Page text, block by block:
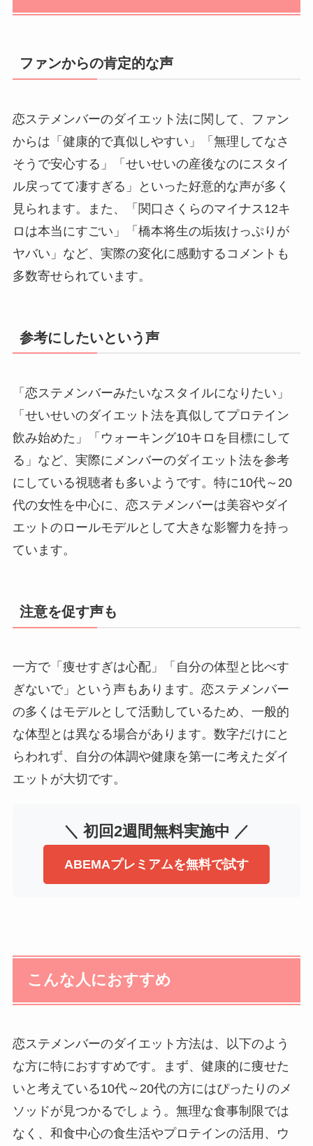
ファンからの肯定的な声
恋ステメンバーのダイエット法に関して、ファン
からは「健康的で真似しやすい」「無理してなさ
そうで安心する」「せいせいの産後なのにスタイ
ル戻ってて凄すぎる」といった好意的な声が多く
見られます。また、「関口さくらのマイナス12キ
ロは本当にすごい」「橋本将生の垢抜けっぷりが
ヤバい」など、実際の変化に感動するコメントも
多数寄せられています。
参考にしたいという声
「恋ステメンバーみたいなスタイルになりたい」
「せいせいのダイエット法を真似してプロテイン
飲み始めた」「ウォーキング10キロを目標にして
る」など、実際にメンバーのダイエット法を参考
にしている視聴者も多いようです。特に10代～20
代の女性を中心に、恋ステメンバーは美容やダイ
エットのロールモデルとして大きな影響力を持っ
ています。
注意を促す声も
一方で「痩せすぎは心配」「自分の体型と比べす
ぎないで」という声もあります。恋ステメンバー
の多くはモデルとして活動しているため、一般的
な体型とは異なる場合があります。数字だけにと
らわれず、自分の体調や健康を第一に考えたダイ
エットが大切です。
＼ 初回2週間無料実施中 ／
ABEMAプレミアムを無料で試す
こんな人におすすめ
恋ステメンバーのダイエット方法は、以下のよう
な方に特におすすめです。まず、健康的に痩せた
いと考えている10代～20代の方にはぴったりのメ
ソッドが見つかるでしょう。無理な食事制限では
なく、和食中心の食生活やプロテインの活用、ウ